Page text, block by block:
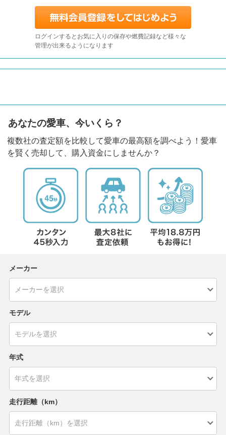
ログインするとお気に入りの保存や燃費記録など様々な
管理が出来るようになります
あなたの愛車、今いくら？
複数社の査定額を比較して愛車の最高額を調べよう！愛車
を賢く売却して、購入資金にしませんか？
メーカー
モデル
年式
走行距離（km）